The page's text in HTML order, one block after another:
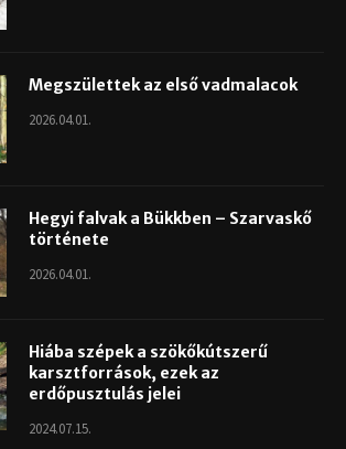
Megszülettek az első vadmalacok
2026.04.01.
Hegyi falvak a Bükkben – Szarvaskő
története
2026.04.01.
Hiába szépek a szökőkútszerű
karsztforrások, ezek az
erdőpusztulás jelei
2024.07.15.